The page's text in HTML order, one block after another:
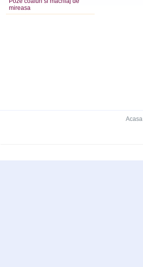
mireasa
Acasa